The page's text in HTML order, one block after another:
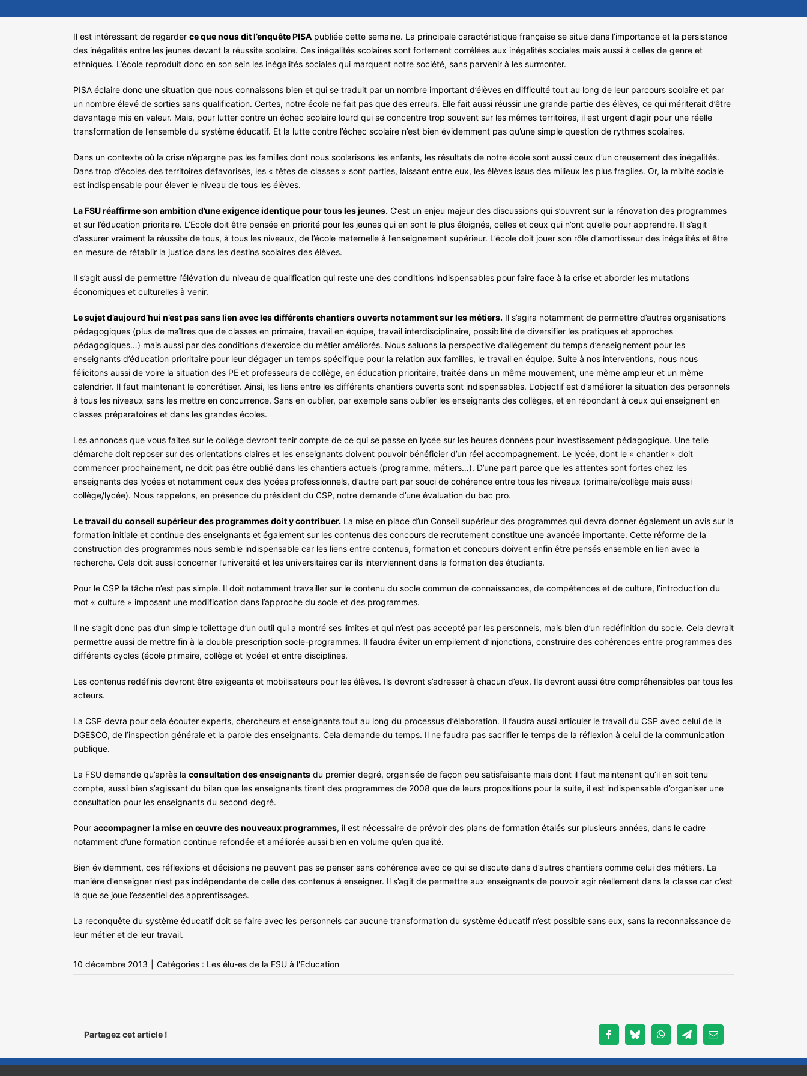
Il est intéressant de regarder ce que nous dit l’enquête PISA publiée cette semaine. La principale caractéristique française se situe dans l’importance et la persistance
des inégalités entre les jeunes devant la réussite scolaire. Ces inégalités scolaires sont fortement corrélées aux inégalités sociales mais aussi à celles de genre et
ethniques. L’école reproduit donc en son sein les inégalités sociales qui marquent notre société, sans parvenir à les surmonter.
PISA éclaire donc une situation que nous connaissons bien et qui se traduit par un nombre important d’élèves en difficulté tout au long de leur parcours scolaire et par
un nombre élevé de sorties sans qualification. Certes, notre école ne fait pas que des erreurs. Elle fait aussi réussir une grande partie des élèves, ce qui mériterait d’être
davantage mis en valeur. Mais, pour lutter contre un échec scolaire lourd qui se concentre trop souvent sur les mêmes territoires, il est urgent d’agir pour une réelle
transformation de l’ensemble du système éducatif. Et la lutte contre l’échec scolaire n’est bien évidemment pas qu’une simple question de rythmes scolaires.
Dans un contexte où la crise n’épargne pas les familles dont nous scolarisons les enfants, les résultats de notre école sont aussi ceux d’un creusement des inégalités.
Dans trop d’écoles des territoires défavorisés, les « têtes de classes » sont parties, laissant entre eux, les élèves issus des milieux les plus fragiles. Or, la mixité sociale
est indispensable pour élever le niveau de tous les élèves.
La FSU réaffirme son ambition d’une exigence identique pour tous les jeunes. C’est un enjeu majeur des discussions qui s’ouvrent sur la rénovation des programmes
et sur l’éducation prioritaire. L’Ecole doit être pensée en priorité pour les jeunes qui en sont le plus éloignés, celles et ceux qui n’ont qu’elle pour apprendre. Il s’agit
d’assurer vraiment la réussite de tous, à tous les niveaux, de l’école maternelle à l’enseignement supérieur. L’école doit jouer son rôle d’amortisseur des inégalités et être
en mesure de rétablir la justice dans les destins scolaires des élèves.
Il s’agit aussi de permettre l’élévation du niveau de qualification qui reste une des conditions indispensables pour faire face à la crise et aborder les mutations
économiques et culturelles à venir.
Le sujet d’aujourd’hui n’est pas sans lien avec les différents chantiers ouverts notamment sur les métiers. Il s’agira notamment de permettre d’autres organisations
pédagogiques (plus de maîtres que de classes en primaire, travail en équipe, travail interdisciplinaire, possibilité de diversifier les pratiques et approches
pédagogiques…) mais aussi par des conditions d’exercice du métier améliorés. Nous saluons la perspective d’allègement du temps d’enseignement pour les
enseignants d’éducation prioritaire pour leur dégager un temps spécifique pour la relation aux familles, le travail en équipe. Suite à nos interventions, nous nous
félicitons aussi de voire la situation des PE et professeurs de collège, en éducation prioritaire, traitée dans un même mouvement, une même ampleur et un même
calendrier. Il faut maintenant le concrétiser. Ainsi, les liens entre les différents chantiers ouverts sont indispensables. L’objectif est d’améliorer la situation des personnels
à tous les niveaux sans les mettre en concurrence. Sans en oublier, par exemple sans oublier les enseignants des collèges, et en répondant à ceux qui enseignent en
classes préparatoires et dans les grandes écoles.
Les annonces que vous faites sur le collège devront tenir compte de ce qui se passe en lycée sur les heures données pour investissement pédagogique. Une telle
démarche doit reposer sur des orientations claires et les enseignants doivent pouvoir bénéficier d’un réel accompagnement. Le lycée, dont le « chantier » doit
commencer prochainement, ne doit pas être oublié dans les chantiers actuels (programme, métiers…). D’une part parce que les attentes sont fortes chez les
enseignants des lycées et notamment ceux des lycées professionnels, d’autre part par souci de cohérence entre tous les niveaux (primaire/collège mais aussi
collège/lycée). Nous rappelons, en présence du président du CSP, notre demande d’une évaluation du bac pro.
Le travail du conseil supérieur des programmes doit y contribuer. La mise en place d’un Conseil supérieur des programmes qui devra donner également un avis sur la
formation initiale et continue des enseignants et également sur les contenus des concours de recrutement constitue une avancée importante. Cette réforme de la
construction des programmes nous semble indispensable car les liens entre contenus, formation et concours doivent enfin être pensés ensemble en lien avec la
recherche. Cela doit aussi concerner l’université et les universitaires car ils interviennent dans la formation des étudiants.
Pour le CSP la tâche n’est pas simple. Il doit notamment travailler sur le contenu du socle commun de connaissances, de compétences et de culture, l’introduction du
mot « culture » imposant une modification dans l’approche du socle et des programmes.
Il ne s’agit donc pas d’un simple toilettage d’un outil qui a montré ses limites et qui n’est pas accepté par les personnels, mais bien d’un redéfinition du socle. Cela devrait
permettre aussi de mettre fin à la double prescription socle-programmes. Il faudra éviter un empilement d’injonctions, construire des cohérences entre programmes des
différents cycles (école primaire, collège et lycée) et entre disciplines.
Les contenus redéfinis devront être exigeants et mobilisateurs pour les élèves. Ils devront s’adresser à chacun d’eux. Ils devront aussi être compréhensibles par tous les
acteurs.
La CSP devra pour cela écouter experts, chercheurs et enseignants tout au long du processus d’élaboration. Il faudra aussi articuler le travail du CSP avec celui de la
DGESCO, de l’inspection générale et la parole des enseignants. Cela demande du temps. Il ne faudra pas sacrifier le temps de la réflexion à celui de la communication
publique.
La FSU demande qu’après la consultation des enseignants du premier degré, organisée de façon peu satisfaisante mais dont il faut maintenant qu’il en soit tenu
compte, aussi bien s’agissant du bilan que les enseignants tirent des programmes de 2008 que de leurs propositions pour la suite, il est indispensable d’organiser une
consultation pour les enseignants du second degré.
Pour accompagner la mise en œuvre des nouveaux programmes, il est nécessaire de prévoir des plans de formation étalés sur plusieurs années, dans le cadre
notamment d’une formation continue refondée et améliorée aussi bien en volume qu’en qualité.
Bien évidemment, ces réflexions et décisions ne peuvent pas se penser sans cohérence avec ce qui se discute dans d’autres chantiers comme celui des métiers. La
manière d’enseigner n’est pas indépendante de celle des contenus à enseigner. Il s’agit de permettre aux enseignants de pouvoir agir réellement dans la classe car c’est
là que se joue l’essentiel des apprentissages.
La reconquête du système éducatif doit se faire avec les personnels car aucune transformation du système éducatif n’est possible sans eux, sans la reconnaissance de
leur métier et de leur travail.
10 décembre 2013 Catégories : Les élu-es de la FSU à l'Education
Partagez cet article ! FacebookBlueskyWhatsAppTelegramEmail